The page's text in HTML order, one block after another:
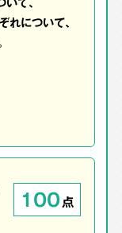
れについて、
100点